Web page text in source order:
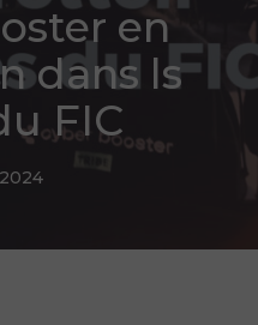
en
dans ls
FIC